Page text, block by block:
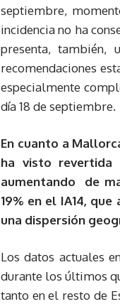
septiembre,
incidencia no ha
presenta, también,
recomendaciones
especialmente
día 18 de septiembre.
En cuanto a
ha visto
aumentando de
19% en el IA14,
una dispersión
Los datos actuales
durante los últimos
tanto en el resto de